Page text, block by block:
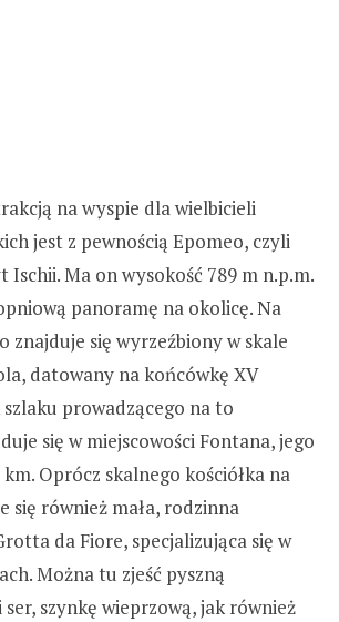
na wyspie dla wielbicieli
jest z pewnością Epomeo, czyli
Ischii. Ma on wysokość 789 m n.p.m.
panoramę na okolicę. Na
znajduje się wyrzeźbiony w skale
datowany na końcówkę XV
prowadzącego na to
się w miejscowości Fontana, jego
Oprócz skalnego kościółka na
się również mała, rodzinna
da Fiore, specjalizująca się w
Można tu zjeść pyszną
szynkę wieprzową, jak również